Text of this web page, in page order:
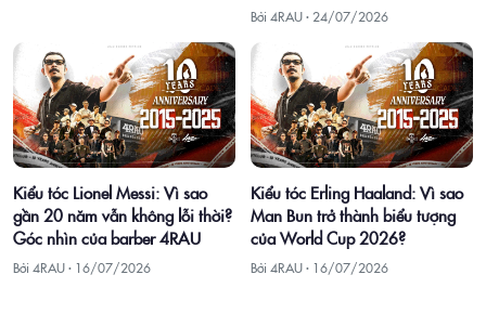
Bởi 4RAU · 24/07/2026
Kiểu tóc Lionel Messi: Vì sao
gần 20 năm vẫn không lỗi thời?
Góc nhìn của barber 4RAU
Bởi 4RAU · 16/07/2026
Kiểu tóc Erling Haaland: Vì sao
Man Bun trở thành biểu tượng
của World Cup 2026?
Bởi 4RAU · 16/07/2026